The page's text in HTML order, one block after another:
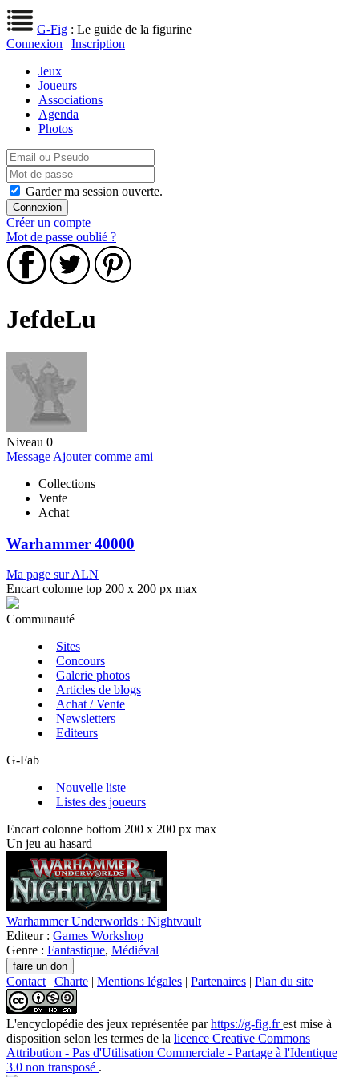
G-Fig : Le guide de la figurine
Connexion | Inscription
Jeux
Joueurs
Associations
Agenda
Photos
Garder ma session ouverte.
Créer un compte
Mot de passe oublié ?
JefdeLu
Niveau 0
Message Ajouter comme ami
Collections
Vente
Achat
Warhammer 40000
Ma page sur ALN
Encart colonne top 200 x 200 px max
Communauté
Sites
Concours
Galerie photos
Articles de blogs
Achat / Vente
Newsletters
Editeurs
G-Fab
Nouvelle liste
Listes des joueurs
Encart colonne bottom 200 x 200 px max
Un jeu au hasard
Warhammer Underworlds : Nightvault
Editeur : Games Workshop
Genre : Fantastique, Médiéval
Contact | Charte | Mentions légales | Partenaires | Plan du site
L'encyclopédie des jeux représentée parhttps://g-fig.frest mise à
disposition selon les termes de la licence Creative Commons
Attribution - Pas d'Utilisation Commerciale - Partage à l'Identique
3.0 non transposé .